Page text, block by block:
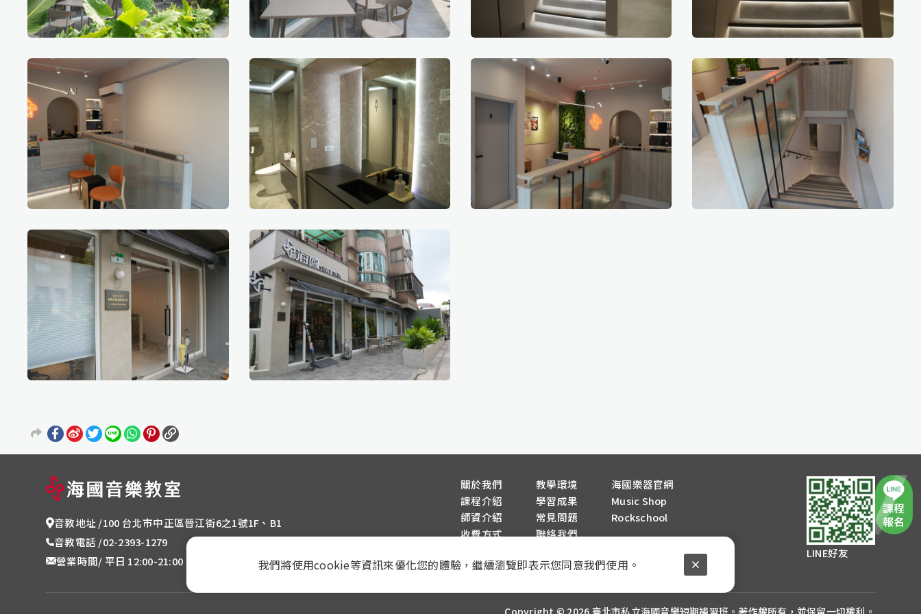
音教地址 /100 台北市中正區晉江街6之1號1F、B1
音教電話 /02-2393-1279
營業時間/ 平日 12:00-21:00、週末 10:00-19:00 (國定假日正常營業)
關於我們
課程介紹
師資介紹
收費方式
教學環境
學習成果
常見問題
聯絡我們
海國樂器官網
Music Shop
Rockschool
LINE好友
Copyright © 2026 臺北市私立海國音樂短期補習班。著作權所有，並保留一切權利。
我們將使用cookie等資訊來優化您的體驗，繼續瀏覽即表示您同意我們使用。